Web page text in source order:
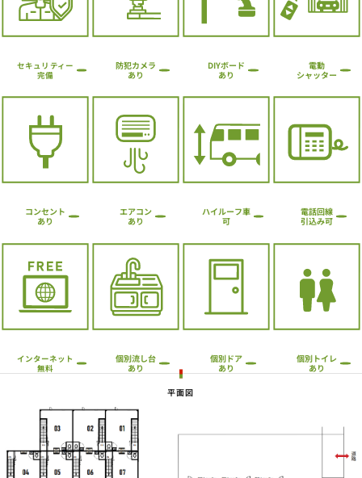
セキュリティー
完備
防犯カメラ
あり
DIYボード
あり
電動
シャッター
コンセント
あり
エアコン
あり
ハイルーフ車
可
電話回線
引込み可
インターネット
無料
個別流し台
あり
個別ドア
あり
個別トイレ
あり
平面図